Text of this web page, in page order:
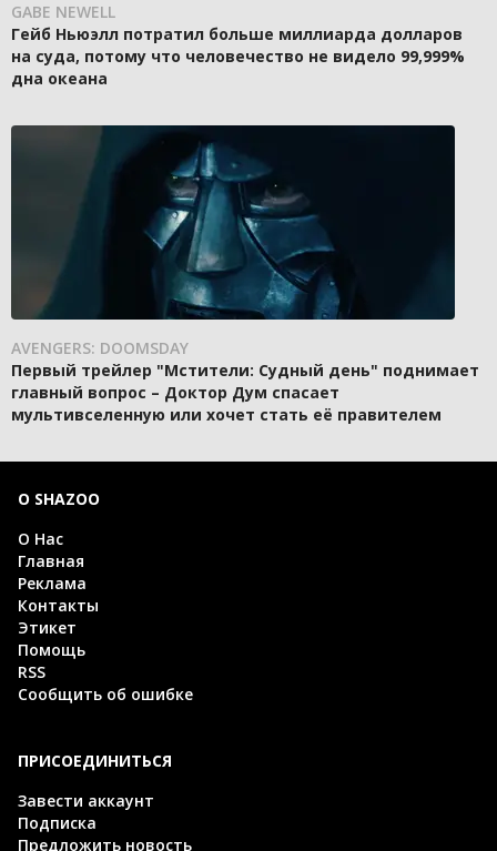
GABE NEWELL
Гейб Ньюэлл потратил больше миллиарда долларов
на суда, потому что человечество не видело 99,999%
дна океана
AVENGERS: DOOMSDAY
Первый трейлер "Мстители: Судный день" поднимает
главный вопрос – Доктор Дум спасает
мультивселенную или хочет стать её правителем
О SHAZOO
О Нас
Главная
Реклама
Контакты
Этикет
Помощь
RSS
Сообщить об ошибке
ПРИСОЕДИНИТЬСЯ
Завести аккаунт
Подписка
Предложить новость